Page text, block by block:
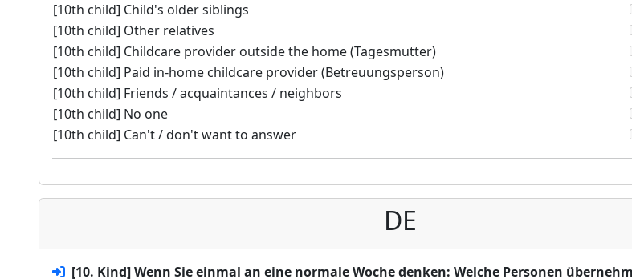
[10th child] Child's older siblings
[10th child] Other relatives
[10th child] Childcare provider outside the home (Tagesmutter)
[10th child] Paid in-home childcare provider (Betreuungsperson)
[10th child] Friends / acquaintances / neighbors
[10th child] No one
[10th child] Can't / don't want to answer
DE
[10. Kind] Wenn Sie einmal an eine normale Woche denken: Welche Personen